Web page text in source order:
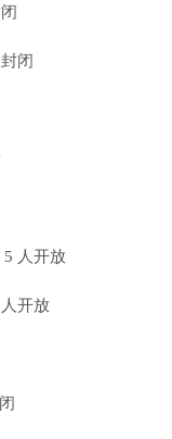
闭
5 人开放
开放